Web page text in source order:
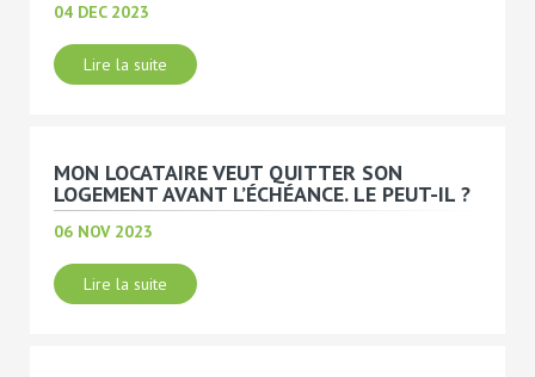
04 DEC 2023
Lire la suite
MON LOCATAIRE VEUT QUITTER SON
LOGEMENT AVANT L’ÉCHÉANCE. LE PEUT-IL ?
06 NOV 2023
Lire la suite